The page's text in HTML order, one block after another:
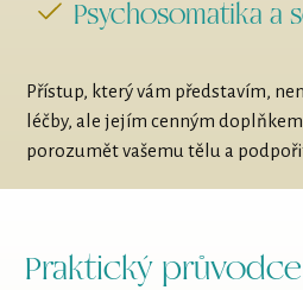
Psychosomatika a
Přístup, který vám představím,
léčby, ale jejím cenným
porozumět vašemu tělu a
Praktický